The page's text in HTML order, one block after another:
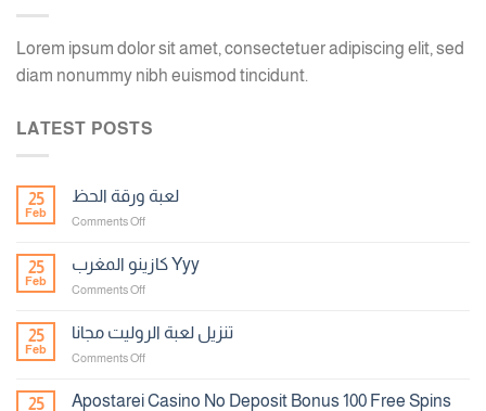
Lorem ipsum dolor sit amet, consectetuer adipiscing elit, sed
diam nonummy nibh euismod tincidunt.
LATEST POSTS
25
Feb
لعبة ورقة الحظ
Comments Offon
ورقة
الحظ
25
Feb
كازينو المغرب Yyy
Comments Offon
المغرب
Yyy
25
Feb
تنزيل لعبة الروليت مجانا
Comments Offon
لعبة
25 Apostarei Casino No Deposit Bonus 100 Free Spins